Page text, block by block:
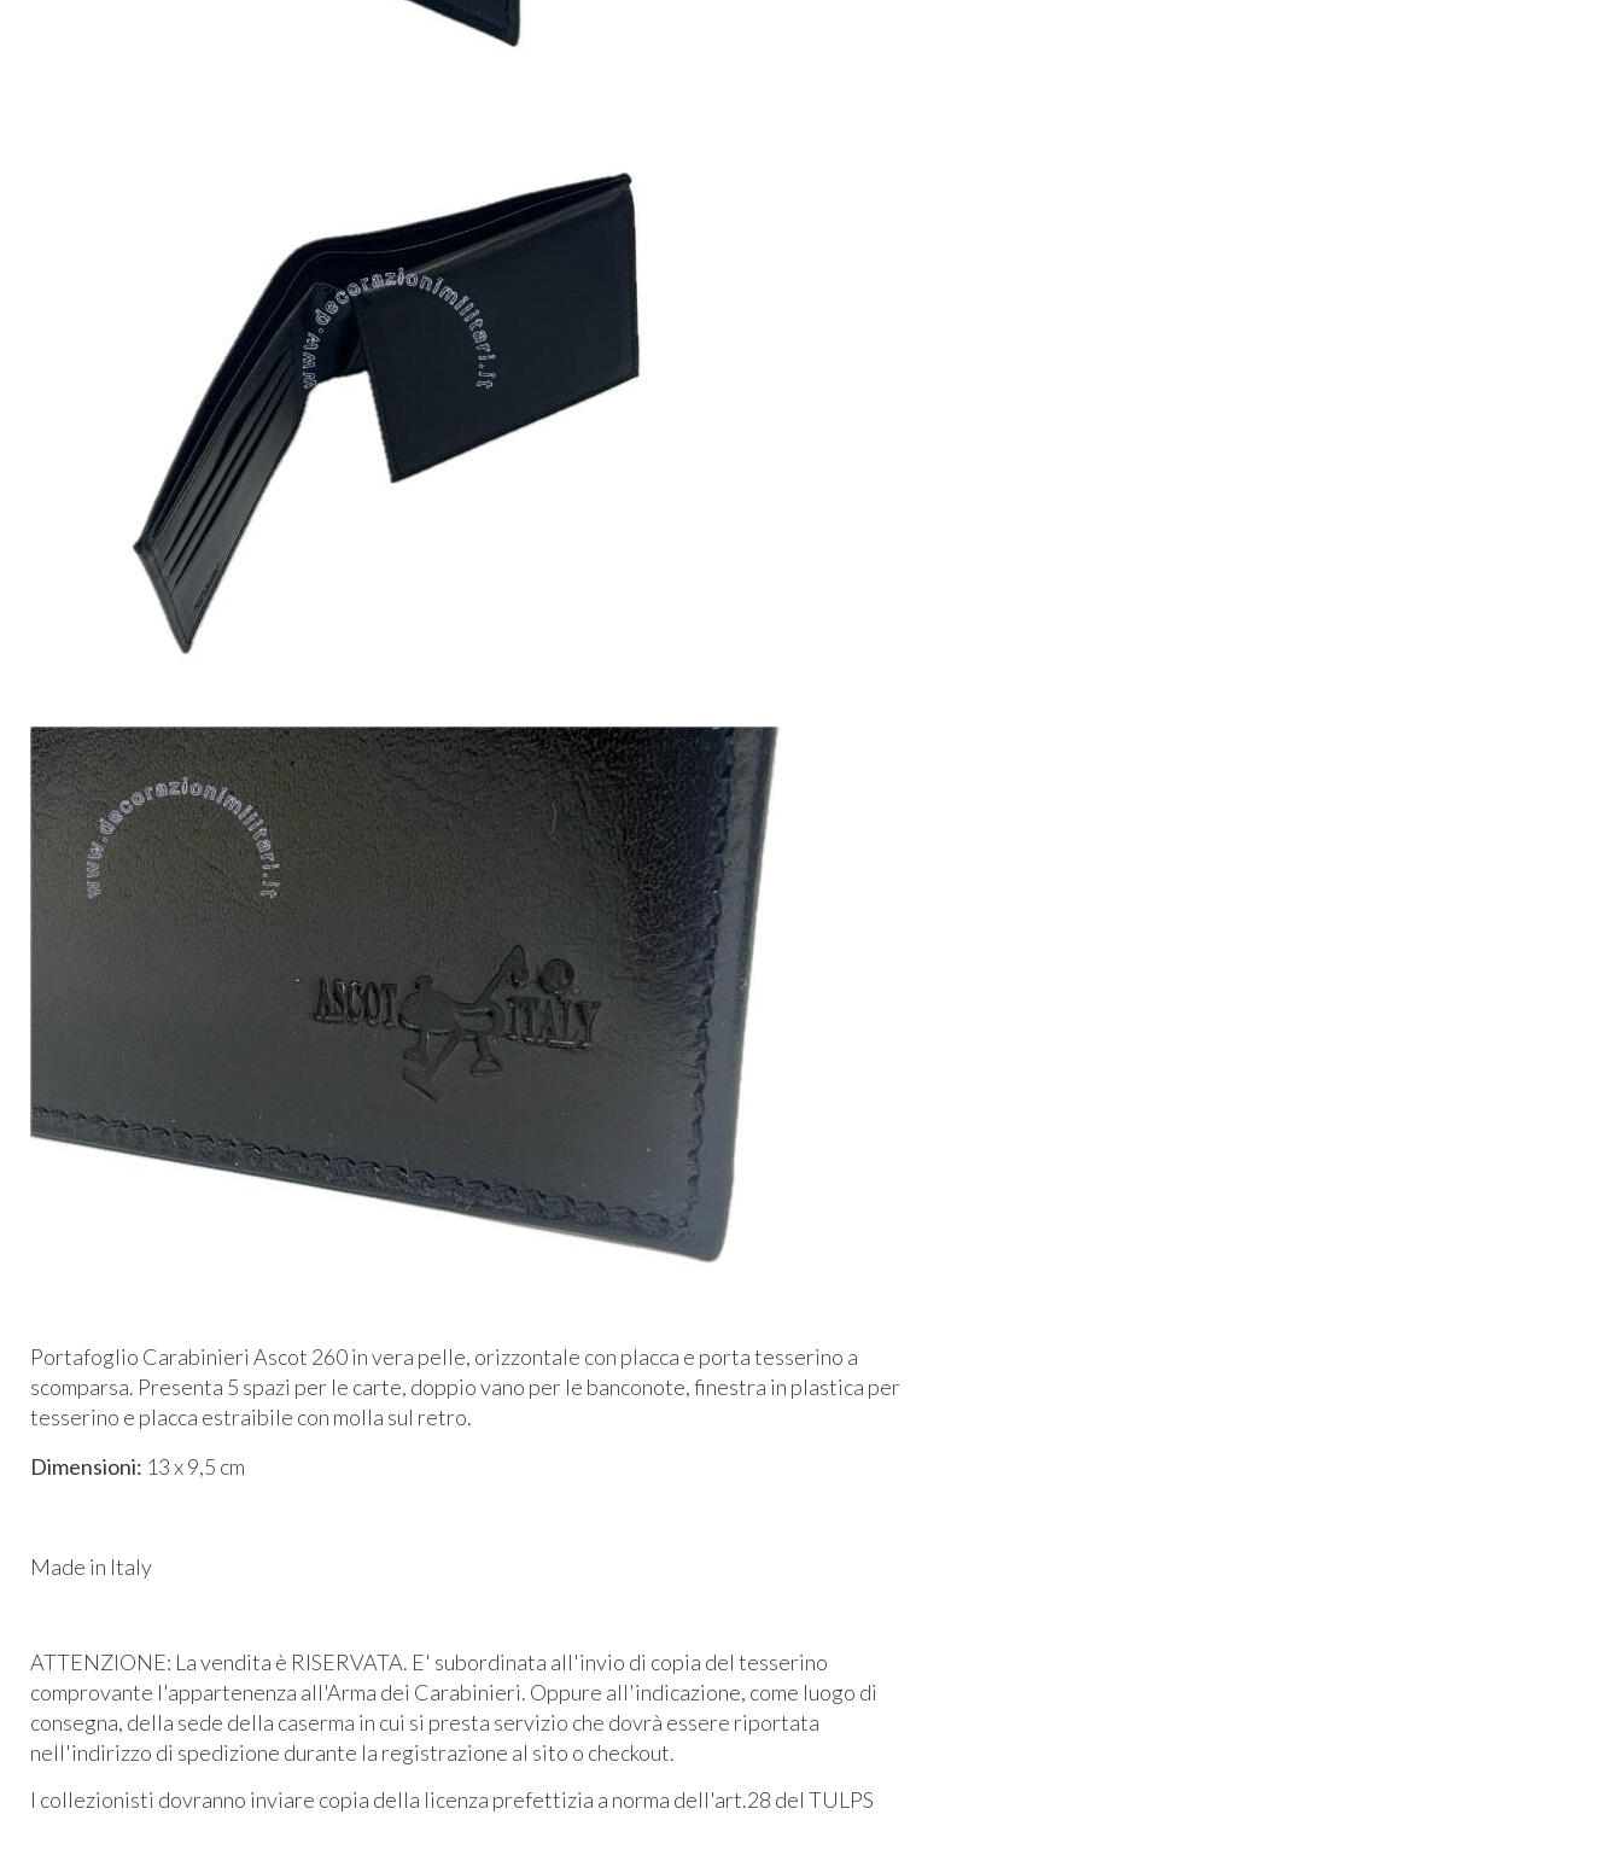
Portafoglio Carabinieri Ascot 260 in vera pelle, orizzontale con placca e porta tesserino a
scomparsa. Presenta 5 spazi per le carte, doppio vano per le banconote, finestra in plastica per
tesserino e placca estraibile con molla sul retro.
Dimensioni: 13 x 9,5 cm
Made in Italy
ATTENZIONE: La vendita è RISERVATA. E' subordinata all'invio di copia del tesserino
comprovante l'appartenenza all'Arma dei Carabinieri. Oppure all'indicazione, come luogo di
consegna, della sede della caserma in cui si presta servizio che dovrà essere riportata
nell'indirizzo di spedizione durante la registrazione al sito o checkout.
I collezionisti dovranno inviare copia della licenza prefettizia a norma dell'art.28 del TULPS